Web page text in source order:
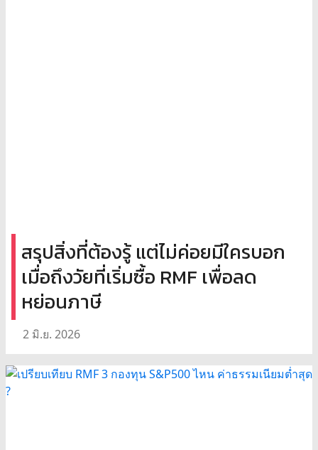
สรุปสิ่งที่ต้องรู้ แต่ไม่ค่อยมีใครบอก
เมื่อถึงวัยที่เริ่มซื้อ RMF เพื่อลด
หย่อนภาษี
2 มิ.ย. 2026